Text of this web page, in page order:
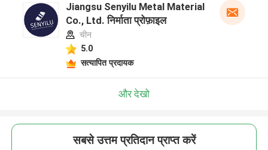
Jiangsu Senyilu Metal Material
Co., Ltd. निर्माता प्रोफ़ाइल
चीन
5.0
सत्यापित प्रदायक
और देखो
सबसे उत्तम प्रतिदान प्राप्त करें